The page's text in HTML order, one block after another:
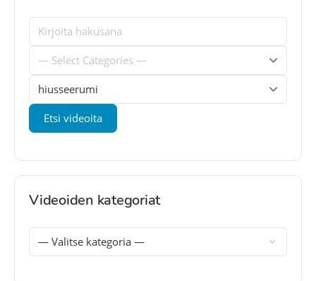
Videoiden kategoriat